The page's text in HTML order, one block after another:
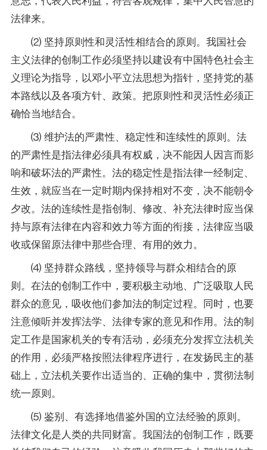
法律来。
⑵ 坚持原则性和灵活性相结合的原则。我国社会
主义法律的创制工作必须坚持以建设有中国特色社会主
义理论为指导，以邓小平立法思想为指针，坚持党的基
本路线以及各项方针、 政策。把原则性和灵活性必须正
确恰当地结合。
⑶ 维护法的严肃性、稳定性和连续性的原则。法
的严肃性是指法律必须具有权威，决不能因人因言而影
响和破坏法的严肃性。法的稳定性是指法律一经制定、
生效，就应当在一定时期内保持相对不变，决不能朝令
夕改。法的连续性是指创制、修改、补充法律时应当保
持与原有法律在内容和效力等方面的衔接，法律应当吸
收或保留原法律中那些合理、有用的效力。
⑷ 坚持群众路线，坚持领导与群众相结合的原
则。在法的创制工作中，要积极主动地、广泛吸取人民
群众的意见，吸收他们参加法的制定过程。同时，也要
注意倾听并发挥法学、法律专家的意见和作用。法的制
定工作是国家机关的专有活动，必须充分发挥立法机关
的作用，必须严格按照法律程序进行，在发扬民主的基
础上，立法机关要作出适当的、正确的集中，贯彻法制
统一原则。
⑸ 鉴别、有选择地借鉴外国的立法经验的原则。
法律文化是人类的共同财富。我国法的创制工作，既要